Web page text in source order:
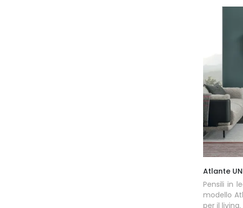
Atlante
Pensili in
modello
per il living.